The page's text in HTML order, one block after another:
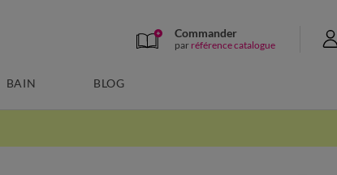
Commander
par référence catalogue
BAIN BLOG